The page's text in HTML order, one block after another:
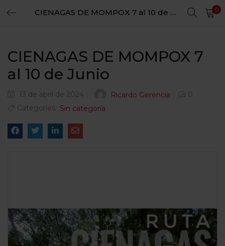
CIENAGAS DE MOMPOX 7 al 10 de Junio 0
CIENAGAS DE MOMPOX 7
al 10 de Junio
13 de abril de 2024 Ricardo Gerencia
0
Categories: Sin categoría
LOGIN REGISTER
Enter your username and password to login.
Remember me